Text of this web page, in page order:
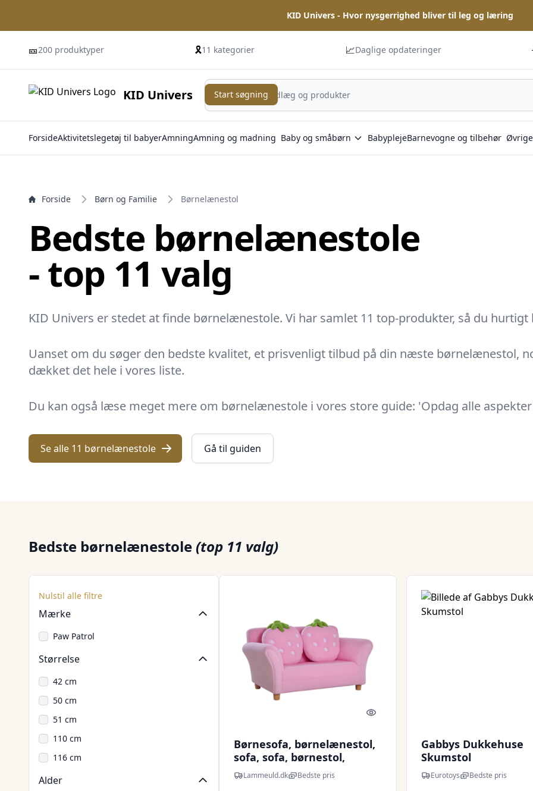
KID Univers - Hvor nysgerrighed bliver til leg og læring
🎫200 produktyper 🎗️11 kategorier 📈Daglige opdateringer
KID Univers
Start søgning
Start søgning
ForsideAktivitetslegetøj til babyerAmningAmning og madning Baby og småbørn BabyplejeBarnevogne og tilbehør
Forside Børn og Familie Børnelænestol
Bedste børnelænestole
- top 11 valg
KID Univers er stedet at finde børnelænestole. Vi har samlet 11 top-produkter, så du
Uanset om du søger den bedste kvalitet, et prisvenligt tilbud på din næste børnelænestol,
dækket det hele i vores liste.
Du kan også læse meget mere om børnelænestole i vores store guide: 'Opdag alle
Se alle 11 børnelænestole Gå til guiden
Bedste børnelænestole(top 11 valg)
Nulstil alle filtre
Mærke
Paw Patrol
Størrelse
42 cm
50 cm
51 cm
110 cm
116 cm
Alder
Quick look
Børnesofa, børnelænestol,
sofa, sofa, børnestol,
børneværelse, blød sofa,
dobbeltsofa, enkeltsofa
Lammeuld.dk Bedste pris
Gabbys Dukkehuse
Skumstol
Eurotoys Bedste pris